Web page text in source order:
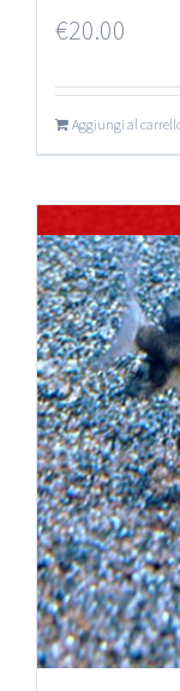
€20.00
Aggiungi al